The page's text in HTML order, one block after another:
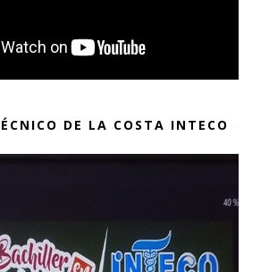
DE LA COSTA INTECO